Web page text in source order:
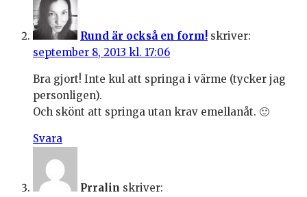
Rund är också en form! skriver:
september 8, 2013 kl. 17:06
Bra gjort! Inte kul att springa i värme (tycker jag
personligen).
Och skönt att springa utan krav emellanåt. 🙂
Svara
Prralin skriver: